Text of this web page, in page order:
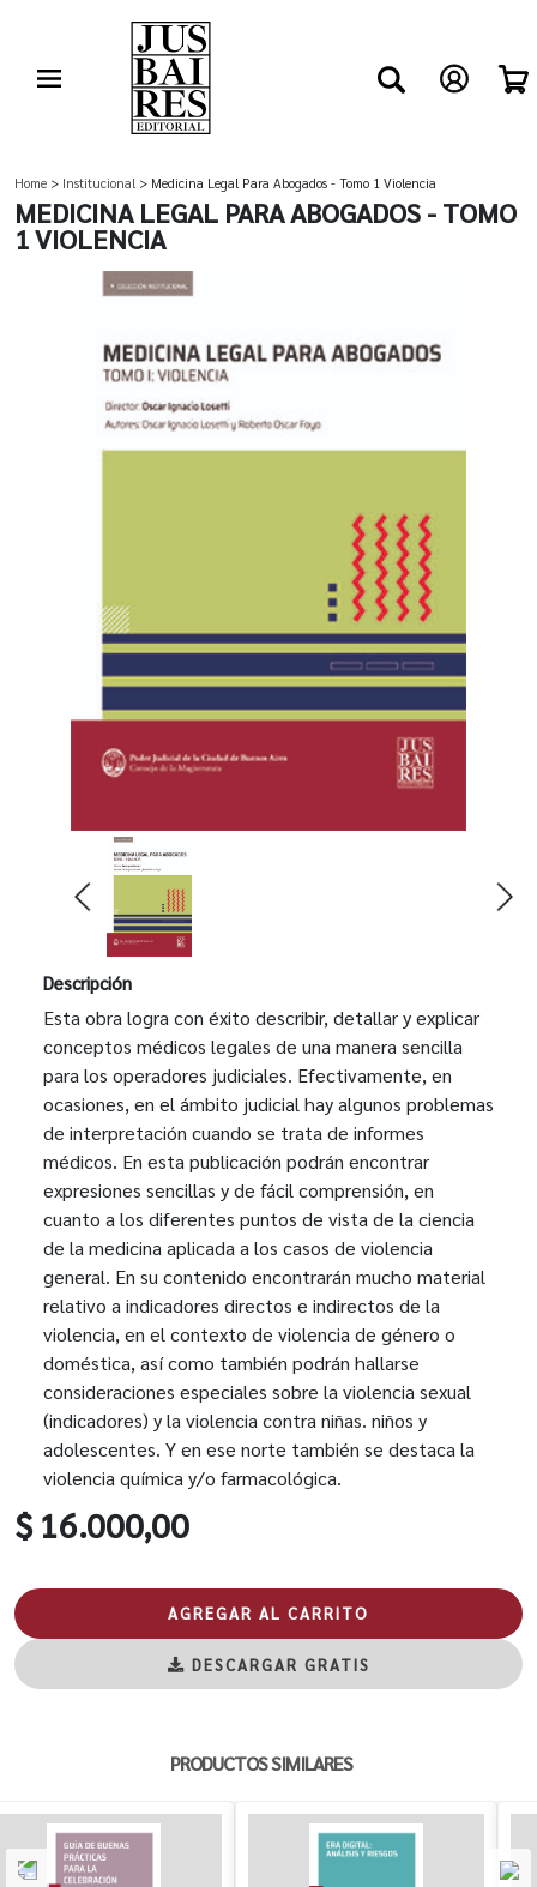
Home > Institucional > Medicina Legal Para Abogados - Tomo 1 Violencia
MEDICINA LEGAL PARA ABOGADOS - TOMO
1 VIOLENCIA
Descripción
Esta obra logra con éxito describir, detallar y explicar
conceptos médicos legales de una manera sencilla
para los operadores judiciales. Efectivamente, en
ocasiones, en el ámbito judicial hay algunos problemas
de interpretación cuando se trata de informes
médicos. En esta publicación podrán encontrar
expresiones sencillas y de fácil comprensión, en
cuanto a los diferentes puntos de vista de la ciencia
de la medicina aplicada a los casos de violencia
general. En su contenido encontrarán mucho material
relativo a indicadores directos e indirectos de la
violencia, en el contexto de violencia de género o
doméstica, así como también podrán hallarse
consideraciones especiales sobre la violencia sexual
(indicadores) y la violencia contra niñas. niños y
adolescentes. Y en ese norte también se destaca la
violencia química y/o farmacológica.
$ 16.000,00
AGREGAR AL CARRITO
DESCARGAR GRATIS
PRODUCTOS SIMILARES